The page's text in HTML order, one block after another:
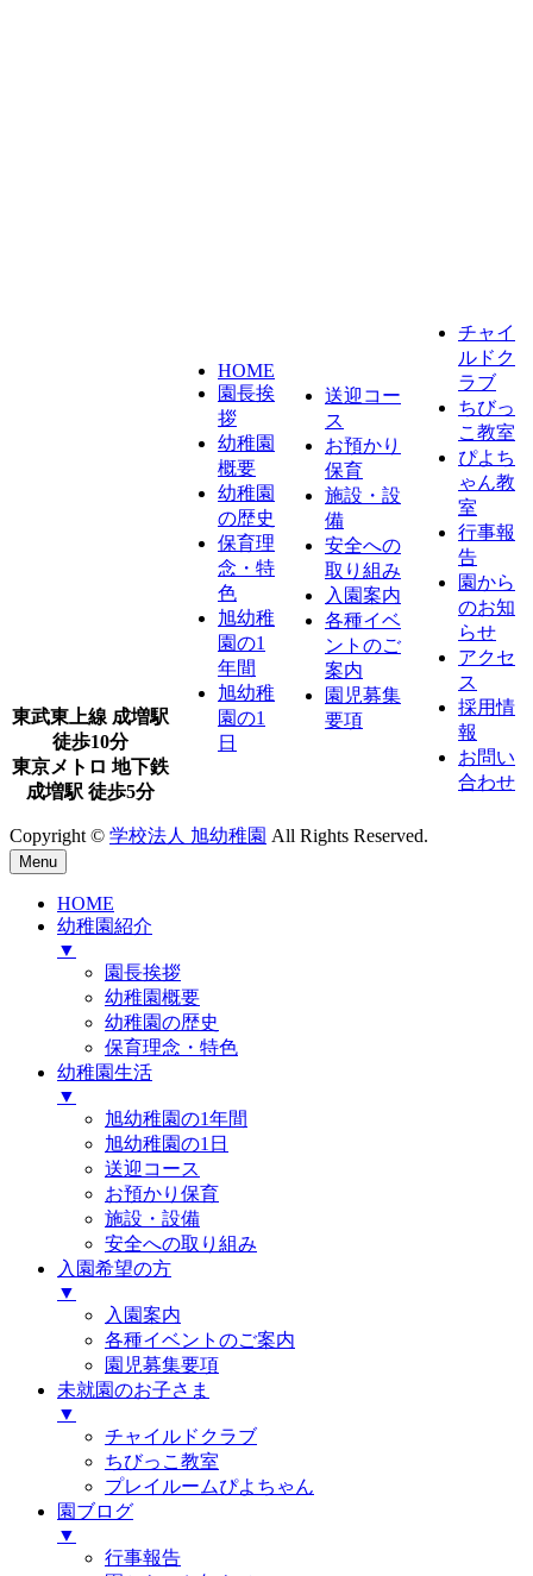
東武東上線 成増駅
徒歩10分
東京メトロ 地下鉄
成増駅 徒歩5分
HOME
園長挨
拶
幼稚園
概要
幼稚園
の歴史
保育理
念・特
色
旭幼稚
園の1
年間
旭幼稚
園の1
日
送迎コー
ス
お預かり
保育
施設・設
備
安全への
取り組み
入園案内
各種イベ
ントのご
案内
園児募集
要項
チャイ
ルドク
ラブ
ちびっ
こ教室
ぴよち
ゃん教
室
行事報
告
園から
のお知
らせ
アクセ
ス
採用情
報
お問い
合わせ
Copyright © 学校法人 旭幼稚園 All Rights Reserved.
Menu
HOME
幼稚園紹介
▼
園長挨拶
幼稚園概要
幼稚園の歴史
保育理念・特色
幼稚園生活
▼
旭幼稚園の1年間
旭幼稚園の1日
送迎コース
お預かり保育
施設・設備
安全への取り組み
入園希望の方
▼
入園案内
各種イベントのご案内
園児募集要項
未就園のお子さま
▼
チャイルドクラブ
ちびっこ教室
プレイルームぴよちゃん
園ブログ
▼
行事報告